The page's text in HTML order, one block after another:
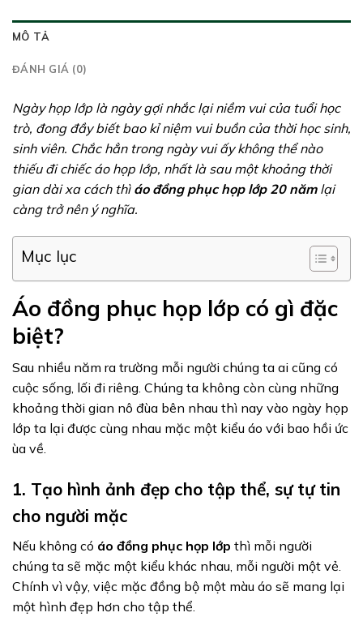
MÔ TẢ
ĐÁNH GIÁ (0)
Ngày họp lớp là ngày gợi nhắc lại niềm vui của tuổi học
trò, đong đầy biết bao kỉ niệm vui buồn của thời học sinh,
sinh viên. Chắc hẳn trong ngày vui ấy không thể nào
thiếu đi chiếc áo họp lớp, nhất là sau một khoảng thời
gian dài xa cách thì áo đồng phục họp lớp 20 nămlại
càng trở nên ý nghĩa.
Mục lục
Áo đồng phục họp lớp có gì đặc
biệt?
Sau nhiều năm ra trường mỗi người chúng ta ai cũng có
cuộc sống, lối đi riêng. Chúng ta không còn cùng những
khoảng thời gian nô đùa bên nhau thì nay vào ngày họp
lớp ta lại được cùng nhau mặc một kiểu áo với bao hồi ức
ùa về.
1. Tạo hình ảnh đẹp cho tập thể, sự tự tin
cho người mặc
Nếu không có áo đồng phục họp lớp thì mỗi người
chúng ta sẽ mặc một kiểu khác nhau, mỗi người một vẻ.
Chính vì vậy, việc mặc đồng bộ một màu áo sẽ mang lại
một hình đẹp hơn cho tập thể.